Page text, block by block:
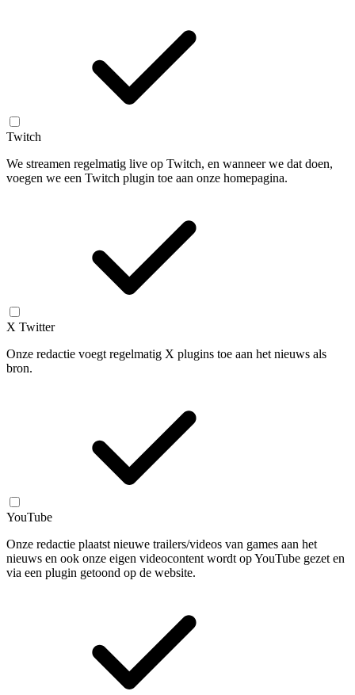
Twitch
We streamen regelmatig live op Twitch, en wanneer we dat doen,
voegen we een Twitch plugin toe aan onze homepagina.
X Twitter
Onze redactie voegt regelmatig X plugins toe aan het nieuws als
bron.
YouTube
Onze redactie plaatst nieuwe trailers/videos van games aan het
nieuws en ook onze eigen videocontent wordt op YouTube gezet en
via een plugin getoond op de website.